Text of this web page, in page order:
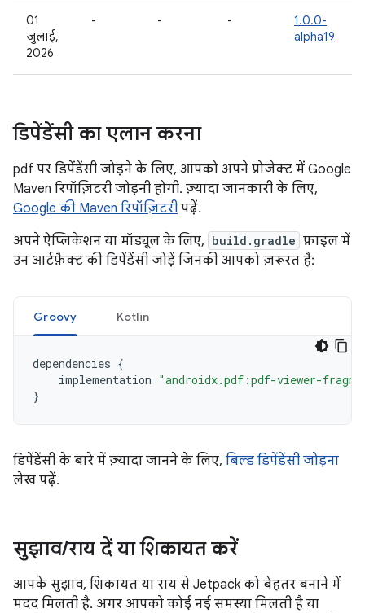
01
जुलाई,
2026
- - -
1.0.0-
alpha19
डिपेंडेंसी का एलान करना
pdf पर डिपेंडेंसी जोड़ने के लिए, आपको अपने प्रोजेक्ट में Google
Maven रिपॉज़िटरी जोड़नी होगी. ज़्यादा जानकारी के लिए,
Google की Maven रिपॉज़िटरी पढ़ें.
अपने ऐप्लिकेशन या मॉड्यूल के लिए, build.gradle फ़ाइल में
उन आर्टफ़ैक्ट की डिपेंडेंसी जोड़ें जिनकी आपको ज़रूरत है:
Groovy Kotlin
dependencies {
implementation "androidx.pdf:pdf-viewer-
}
डिपेंडेंसी के बारे में ज़्यादा जानने के लिए, बिल्ड डिपेंडेंसी जोड़ना
लेख पढ़ें.
सुझाव/राय दें या शिकायत करें
आपके सुझाव, शिकायत या राय से Jetpack को बेहतर बनाने में
मदद मिलती है. अगर आपको कोई नई समस्या मिलती है या